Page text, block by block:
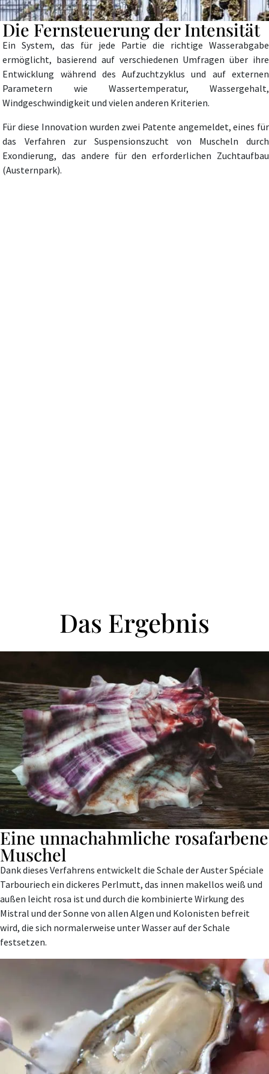
Die Fernsteuerung der Intensität
Ein System, das für jede Partie die richtige Wasserabgabe
ermöglicht, basierend auf verschiedenen Umfragen über ihre
Entwicklung während des Aufzuchtzyklus und auf externen
Parametern wie Wassertemperatur, Wassergehalt,
Windgeschwindigkeit und vielen anderen Kriterien.
Für diese Innovation wurden zwei Patente angemeldet, eines für
das Verfahren zur Suspensionszucht von Muscheln durch
Exondierung, das andere für den erforderlichen Zuchtaufbau
(Austernpark).
Das Ergebnis
Eine unnachahmliche rosafarbene
Muschel
Dank dieses Verfahrens entwickelt die Schale der Auster Spéciale
Tarbouriech ein dickeres Perlmutt, das innen makellos weiß und
außen leicht rosa ist und durch die kombinierte Wirkung des
Mistral und der Sonne von allen Algen und Kolonisten befreit
wird, die sich normalerweise unter Wasser auf der Schale
festsetzen.